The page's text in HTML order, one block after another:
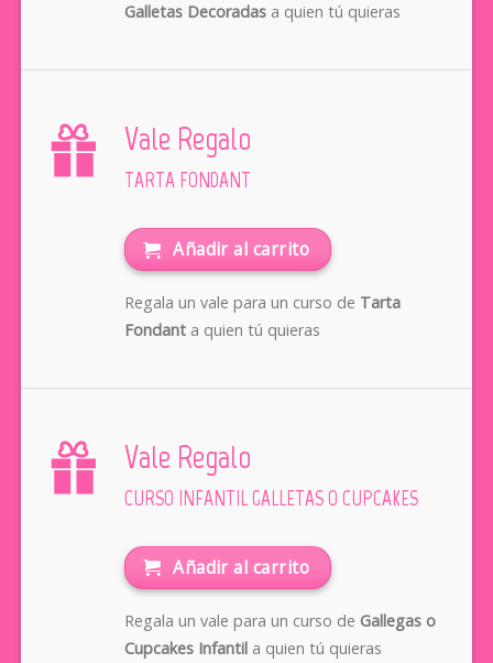
Galletas Decoradasa quien tú quieras
Vale Regalo
TARTA FONDANT
Añadir al carrito
Regala un vale para un curso de Tarta
Fondanta quien tú quieras
Vale Regalo
CURSO INFANTIL GALLETAS O CUPCAKES
Añadir al carrito
Regala un vale para un curso de Gallegas o
Cupcakes Infantila quien tú quieras